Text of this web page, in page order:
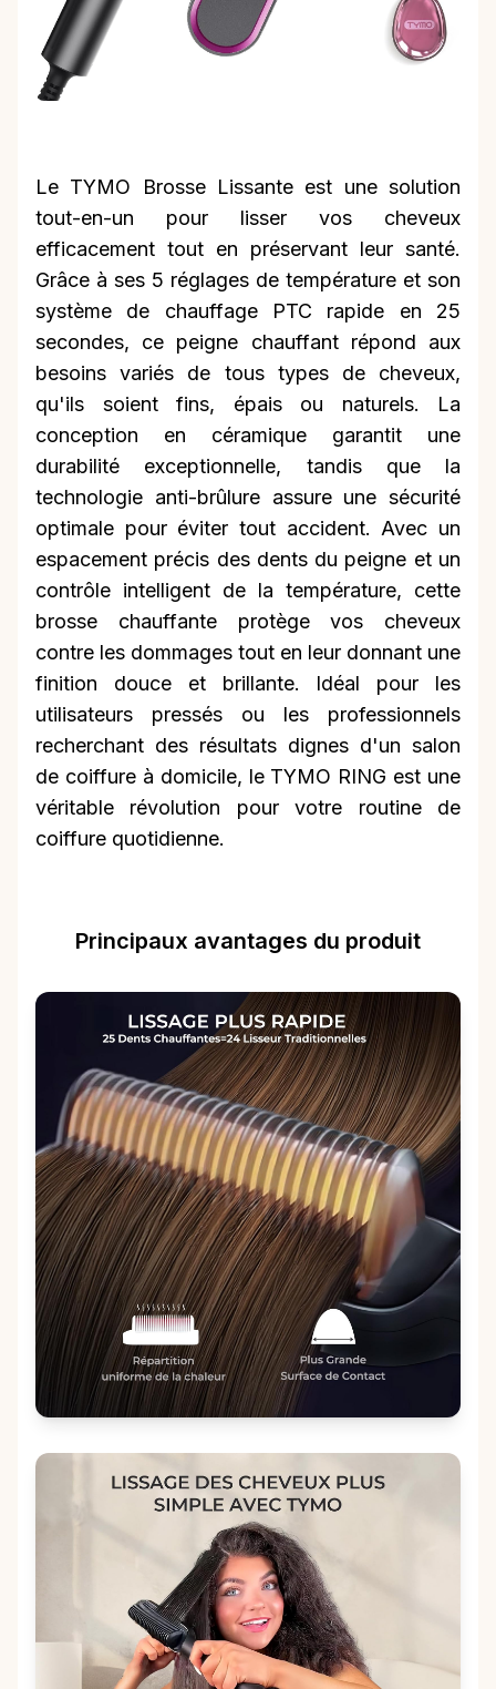
Le TYMO Brosse Lissante est une solution
tout-en-un pour lisser vos cheveux
efficacement tout en préservant leur santé.
Grâce à ses 5 réglages de température et son
système de chauffage PTC rapide en 25
secondes, ce peigne chauffant répond aux
besoins variés de tous types de cheveux,
qu'ils soient fins, épais ou naturels. La
conception en céramique garantit une
durabilité exceptionnelle, tandis que la
technologie anti-brûlure assure une sécurité
optimale pour éviter tout accident. Avec un
espacement précis des dents du peigne et un
contrôle intelligent de la température, cette
brosse chauffante protège vos cheveux
contre les dommages tout en leur donnant une
finition douce et brillante. Idéal pour les
utilisateurs pressés ou les professionnels
recherchant des résultats dignes d'un salon
de coiffure à domicile, le TYMO RING est une
véritable révolution pour votre routine de
coiffure quotidienne.
Principaux avantages du produit